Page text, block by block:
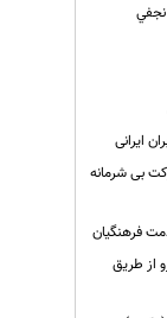
نجفي
بی شرمانه
از طریق